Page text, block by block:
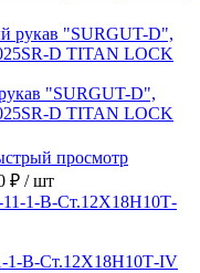
"SURGUT-D",
D TITAN LOCK
просмотр
₽ / шт
1-B-Ст.12Х18Н10Т-IV